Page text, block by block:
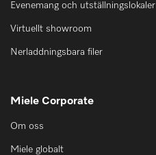
Evenemang och utställningslokaler
Virtuellt showroom
Nerladdningsbara filer
Miele Corporate
Om oss
Miele globalt